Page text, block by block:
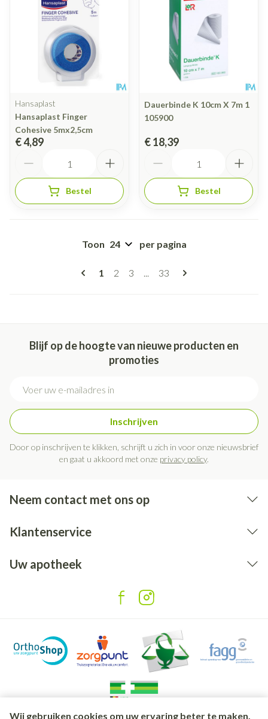
Wij gebruiken cookies om uw ervaring beter te maken.
Hansaplast
Hansaplast Finger
Cohesive 5mx2,5cm
€ 4,89
Bestel
Dauerbinde K 10cm X 7m 1
105900
€ 18,39
Bestel
Pagina's
U lees momenteel pagina
1 Pagina
2 Pagina
3 ... Pagina
33
Toon per pagina
Blijf op de hoogte van nieuwe producten en
promoties
Inschrijven
Door op inschrijven te klikken, schrijft u zich in voor onze nieuwsbrief
en gaat u akkoord met onze privacy policy.
Neem contact met ons op
Klantenservice
Uw apotheek